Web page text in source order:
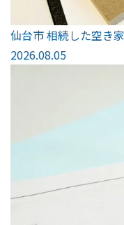
仙台市 相続した空き
2026.08.05